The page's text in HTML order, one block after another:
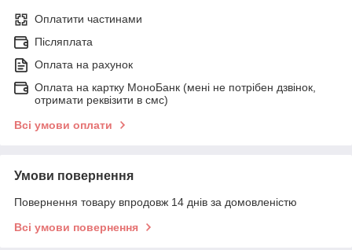
Оплатити частинами
Післяплата
Оплата на рахунок
Оплата на картку МоноБанк (мені не потрібен дзвінок,
отримати реквізити в смс)
Всі умови оплати
Умови повернення
Повернення товару впродовж 14 днів за домовленістю
Всі умови повернення